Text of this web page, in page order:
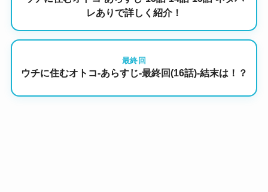
レありで詳しく紹介！
最終回
ウチに住むオトコ-あらすじ-最終回(16話)-結末は！？